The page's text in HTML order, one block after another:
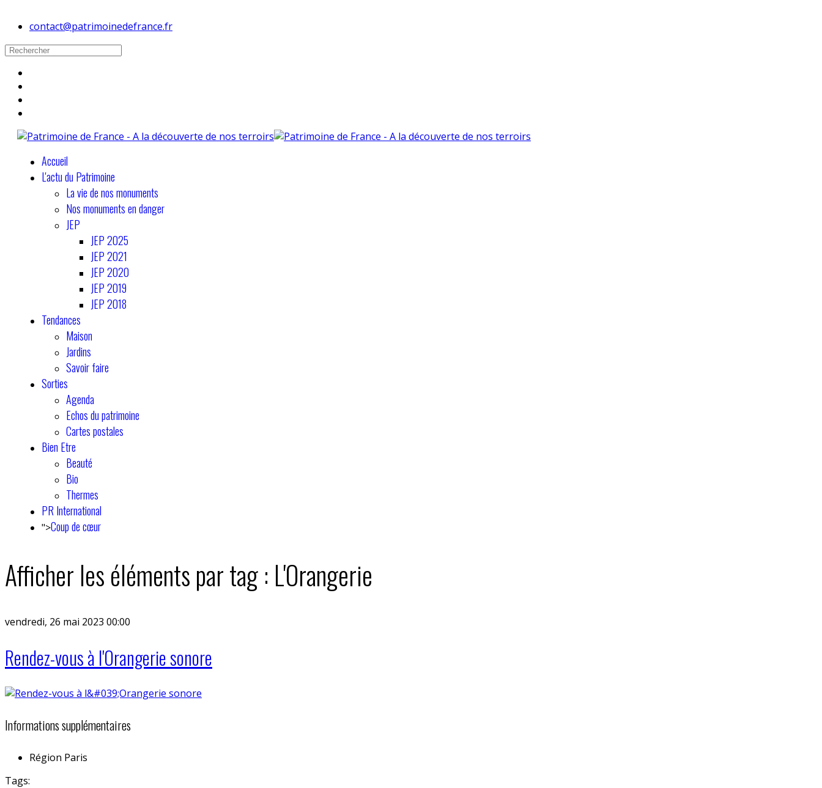
contact@patrimoinedefrance.fr
Accueil
L'actu du Patrimoine
La vie de nos monuments
Nos monuments en danger
JEP
JEP 2025
JEP 2021
JEP 2020
JEP 2019
JEP 2018
Tendances
Maison
Jardins
Savoir faire
Sorties
Agenda
Echos du patrimoine
Cartes postales
Bien Etre
Beauté
Bio
Thermes
PR International
">Coup de cœur
Afficher les éléments par tag : L'Orangerie
vendredi, 26 mai 2023 00:00
Rendez-vous à l'Orangerie sonore
Informations supplémentaires
Région Paris
Tags: